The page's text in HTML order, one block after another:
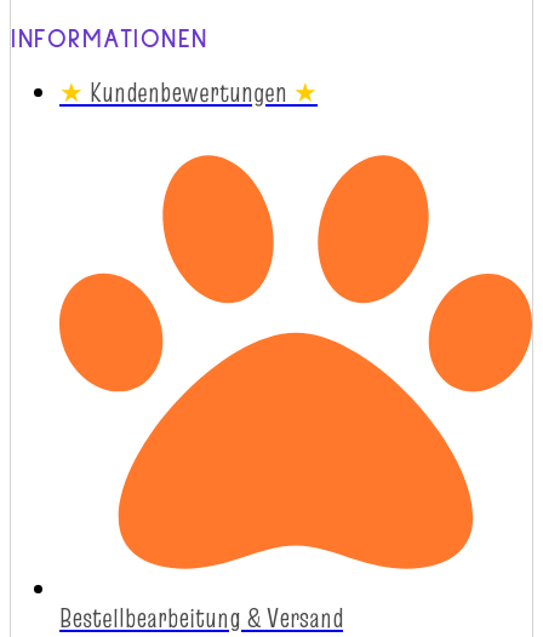
INFORMATIONEN
★ Kundenbewertungen ★
Bestellbearbeitung & Versand